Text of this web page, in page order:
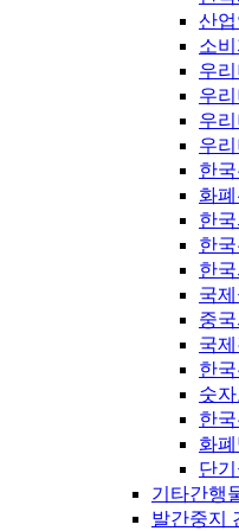
산
소
우
우
우
우
한
화
한
한
한
국
중
국
한
숫
한
화
단
기타간행
발간중지